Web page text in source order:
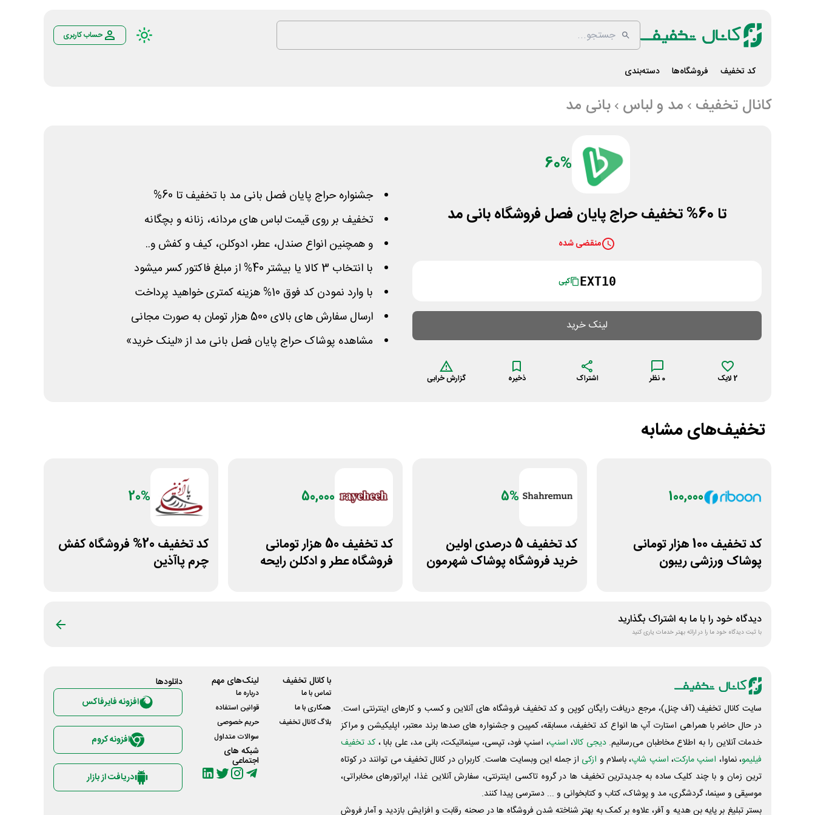
حساب کاربری
کد تخفیف فروشگاه‌ها دسته‌بندی
کانال تخفیف مد و لباس بانی مد
60%
تا 60% تخفیف حراج پایان فصل فروشگاه بانی مد
منقضی شده
EXT10 کپی
لینک خرید
2 لایک 0 نظر اشتراک ذخیره گزارش خرابی
جشنواره حراج پایان فصل بانی مد با تخفیف تا 60%
تخفیف بر روی قیمت لباس های مردانه، زنانه و بچگانه
و همچنین انواع صندل، عطر، ادوکلن، کیف و کفش و..
با انتخاب 3 کالا یا بیشتر 40% از مبلغ فاکتور کسر میشود
با وارد نمودن کد فوق 10% هزینه کمتری خواهید پرداخت
ارسال سفارش های بالای 500 هزار تومان به صورت مجانی
مشاهده پوشاک حراج پایان فصل بانی مد از «لینک خرید»
تخفیف‌های مشابه
100,000
کد تخفیف 100 هزار تومانی
پوشاک ورزشی ریبون
5%
کد تخفیف 5 درصدی اولین
خرید فروشگاه پوشاک شهرمون
50,000
کد تخفیف 50 هزار تومانی
فروشگاه عطر و ادکلن رایحه
20%
کد تخفیف 20% فروشگاه کفش
چرم پاآذین
دیدگاه خود را با ما به اشتراک بگذارید
با ثبت دیدگاه خود ما را در ارائه بهتر خدمات یاری کنید
سایت کانال تخفیف (آف چنل)، مرجع دریافت رایگان کوپن و کد تخفیف فروشگاه های آنلاین و کسب و‌ کارهای اینترنتی است.
در حال حاضر با همراهی استارت آپ ها انواع کد تخفیف، مسابقه، کمپین و جشنواره های صدها برند معتبر، اپلیکیشن و مراکز
خدمات آنلاین را به اطلاع مخاطبان می‌رسانیم. دیجی کالا، اسنپ، اسنپ فود، تپسی، سینماتیکت، بانی مد، علی‌ بابا ، کد تخفیف
فیلیمو، نماوا، اسنپ مارکت، اسنپ شاپ، باسلام و ازکی از جمله این وبسایت ‌هاست. کاربران در کانال تخفیف می توانند در کوتاه
ترین زمان و با چند کلیک ساده به جدیدترین تخفیف ها در گروه تاکسی اینترنتی، سفارش آنلاین غذا، اپراتورهای مخابراتی،
موسیقی و سینما، گردشگری، مد و پوشاک، کتاب و کتابخوانی و ... دسترسی پیدا کنند.
بستر تبلیغ بر پایه بن هدیه و آفر، علاوه بر کمک به بهتر شناخته شدن فروشگاه ها در صحنه رقابت و افزایش بازدید و آمار فروش
با کانال تخفیف
تماس با ما
همکاری با ما
بلاگ کانال تخفیف
لینک‌های مهم
درباره ما
قوانین استفاده
حریم خصوصی
سوالات متداول
شبکه های
اجتماعی
دانلود‌ها
افزونه فایرفاکس
افزونه کروم
دریافت از بازار